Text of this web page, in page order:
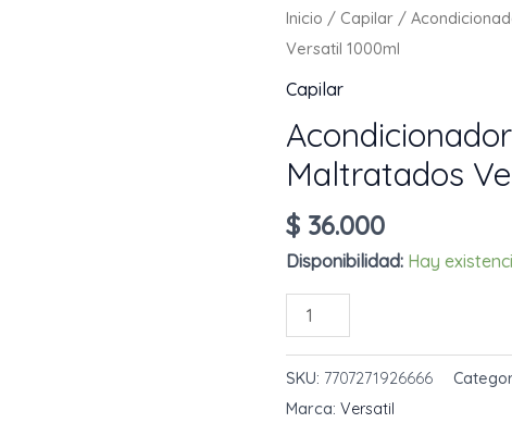
Inicio / Capilar /
Versatil 1000ml
Capilar
Maltratados
$ 36.000
Disponibilidad: Hay
Acondicionador
Cabellos
Secos
Y
SKU: 7707271926666
Marca:Versatil